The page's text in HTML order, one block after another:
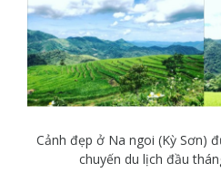
Cảnh đẹp ở Na ngoi (Kỳ Sơn)
chuyến du lịch đầu